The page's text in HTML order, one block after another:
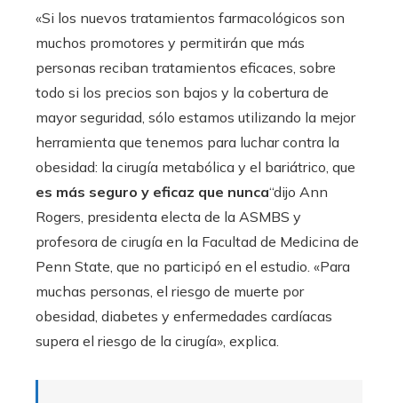
«Si los nuevos tratamientos farmacológicos son
muchos promotores y permitirán que más
personas reciban tratamientos eficaces, sobre
todo si los precios son bajos y la cobertura de
mayor seguridad, sólo estamos utilizando la mejor
herramienta que tenemos para luchar contra la
obesidad: la cirugía metabólica y el bariátrico, que
es más seguro y eficaz que nunca“dijo Ann
Rogers, presidenta electa de la ASMBS y
profesora de cirugía en la Facultad de Medicina de
Penn State, que no participó en el estudio. «Para
muchas personas, el riesgo de muerte por
obesidad, diabetes y enfermedades cardíacas
supera el riesgo de la cirugía», explica.